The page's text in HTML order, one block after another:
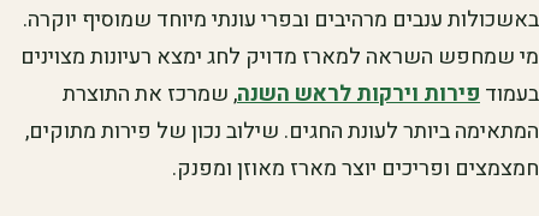
באשכולות ענבים מרהיבים ובפרי עונתי מיוחד שמוסיף יוקרה.
מי שמחפש השראה למארז מדויק לחג ימצא רעיונות מצוינים
בעמודפירות וירקות לראש השנה, שמרכז את התוצרת
המתאימה ביותר לעונת החגים. שילוב נכון של פירות מתוקים,
חמצמצים ופריכים יוצר מארז מאוזן ומפנק.